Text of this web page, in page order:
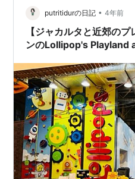
putritidurの日記 • 4年前
【ジャカルタと近郊の
ンのLollipop's Playland